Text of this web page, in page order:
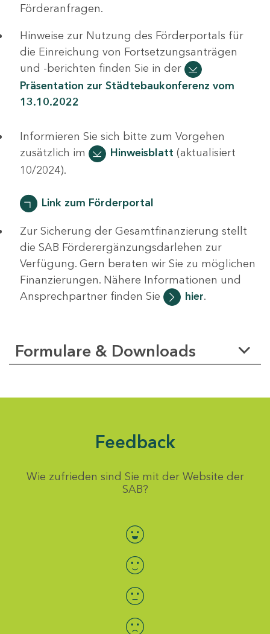
Förderanfragen.
Hinweise zur Nutzung des Förderportals für
die Einreichung von Fortsetzungsanträgen
und -berichten finden Sie in der
Präsentation zur Städtebaukonferenz vom
13.10.2022
Informieren Sie sich bitte zum Vorgehen
zusätzlich im
Hinweisblatt (aktualisiert
10/2024).
Link zum Förderportal
Zur Sicherung der Gesamtfinanzierung stellt
die SAB Förderergänzungsdarlehen zur
Verfügung. Gern beraten wir Sie zu möglichen
Finanzierungen. Nähere Informationen und
Ansprechpartner finden Sie
hier.
Formulare & Downloads
Feedback
Wie zufrieden sind Sie mit der Website der
SAB?
Bewertung auswählen